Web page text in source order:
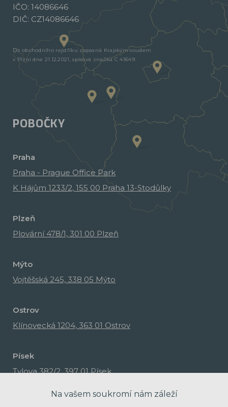
IČO: 14086646
DIČ: CZ14086646
Do obchodního rejstříku zapsaná Krajským soudem
v Plzni dne 21.12.2021, spisová značka C 41649.
POBOČKY
Praha
Praha - Prague Office Park
K Hájům 1233/2, 155 00 Praha 13-Stodůlky
Plzeň
Plovární 478/1, 301 00 Plzeň
Mýto
Vojtěšská 245, 338 05 Mýto
Ostrov
Klínovecká 1204, 363 01 Ostrov
Písek
Tylova 382/2, 397 01 Písek
Na vašem soukromí nám záleží